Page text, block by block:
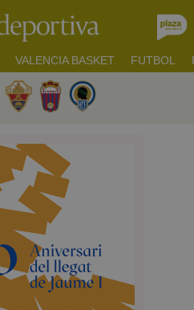
VALENCIA BASKET FUTBOL